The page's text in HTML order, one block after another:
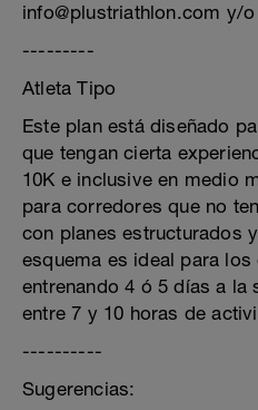
info@plustriathlon.com y/
---------
Atleta Tipo
Este plan está diseñado
que tengan cierta
10K e inclusive en medio
para corredores que no
con planes estructurados
esquema es ideal para
entrenando 4 ó 5 días a la
entre 7 y 10 horas de
----------
Sugerencias: